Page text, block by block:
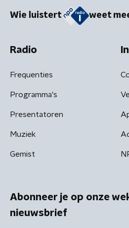
Wie luistert weet
Radio
Frequenties
Programma's
Presentatoren
Muziek
Gemist
Abonneer je op onze
nieuwsbrief